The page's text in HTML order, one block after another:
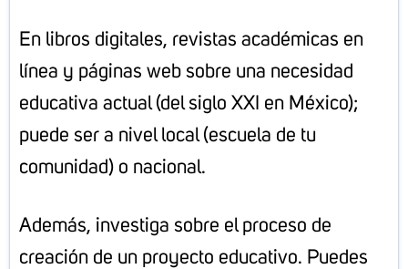
En libros digitales, revistas académicas en
línea y páginas web sobre una necesidad
educativa actual (del siglo XXI en México);
puede ser a nivel local (escuela de tu
comunidad) o nacional.
Además, investiga sobre el proceso de
creación de un proyecto educativo. Puedes